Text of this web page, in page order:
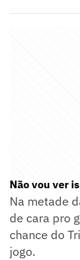
Não vou ver
Na metade
de cara pro
chance do
jogo.